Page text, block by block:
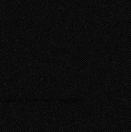
Копирование запрещено.